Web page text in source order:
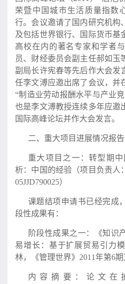
荣暨中国城市生活质量指数
行。会议邀请了国内研究机构
及包括世界银行、国际货币基
高校在内的著名专家和学者
员、财经委员会副主任郝如玉
副局长许宪春等先后作大会发
任李文溥应邀出席了会议，并
“制造业劳动报酬水平与产业
也是李文溥教授连续多年应邀
国际高峰论坛并作大会发言。
二、重大项目进展情况报告
重大项目之一：转型期
析：中国的经验（项目负责人
05JJD790025）
课题结项申请书已经完成
段性成果有：
阶段性成果之一：《知识
易增长：基于扩展贸易引力
林，《管理世界》2011年第6期
内容摘要：论文在扩